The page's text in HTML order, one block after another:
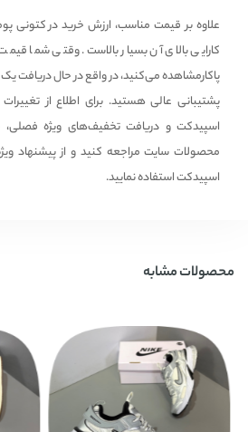
علاوه بر قیمت مناسب، ارزش خرید در کتونی
کارایی بالای آن بسیار بالاست. وقتی شما
پاکارمشاهده می‌کنید، در واقع در حال دریافت
پشتیبانی عالی هستید. برای اطلاع از
اسپیدکت و دریافت تخفیف‌های ویژه
محصولات سایت مراجعه کنید و از پیشنهاد
اسپیدکت استفاده نمایید.
محصولات مشابه